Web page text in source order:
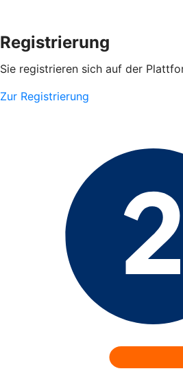
Registrierung
Sie registrieren sich auf der
Zur Registrierung